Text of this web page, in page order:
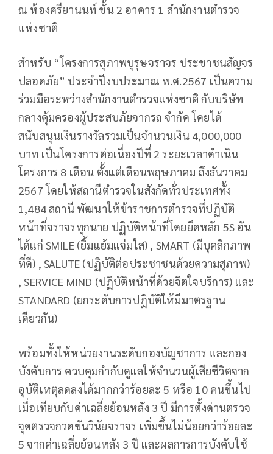
ณ ห้องศรียานนท์ ชั้น 2 อาคาร 1 สำนักงานตำรวจ
แห่งชาติ
สำหรับ “โครงการสุภาพบุรุษจราจร ประชาชนสัญจร
ปลอดภัย” ประจำปีงบประมาณ พ.ศ.2567 เป็นความ
ร่วมมือระหว่างสำนักงานตำรวจแห่งชาติ กับบริษัท
กลางคุ้มครองผู้ประสบภัยจากรถ จำกัด โดยได้
สนับสนุนเงินรางวัลรวมเป็นจำนวนเงิน 4,000,000
บาท เป็นโครงการต่อเนื่องปีที่ 2 ระยะเวลาดำเนิน
โครงการ 8 เดือน ตั้งแต่เดือนพฤษภาคม ถึงธันวาคม
2567 โดยให้สถานีตำรวจในสังกัดทั่วประเทศทั้ง
1,484 สถานี พัฒนาให้ข้าราชการตำรวจที่ปฏิบัติ
หน้าที่จราจรทุกนาย ปฏิบัติหน้าที่โดยยึดหลัก 5S อัน
ได้แก่ SMILE (ยิ้มแย้มแจ่มใส) , SMART (มีบุคลิกภาพ
ที่ดี) , SALUTE (ปฏิบัติต่อประชาชนด้วยความสุภาพ)
, SERVICE MIND (ปฏิบัติหน้าที่ด้วยจิตใจบริการ) และ
STANDARD (ยกระดับการปฏิบัติให้มีมาตรฐาน
เดียวกัน)
พร้อมทั้งให้หน่วยงานระดับกองบัญชาการ และกอง
บังคับการ ควบคุมกำกับดูแลให้จำนวนผู้เสียชีวิตจาก
อุบัติเหตุลดลงได้มากกว่าร้อยละ 5 หรือ 10 คนขึ้นไป
เมื่อเทียบกับค่าเฉลี่ยย้อนหลัง 3 ปี มีการตั้งด่านตรวจ
จุดตรวจกวดขันวินัยจราจร เพิ่มขึ้นไม่น้อยกว่าร้อยละ
5 จากค่าเฉลี่ยย้อนหลัง 3 ปี และผลการการบังคับใช้